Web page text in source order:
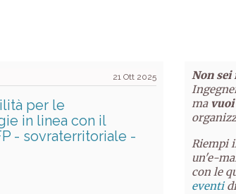
21 Ott 2025
per le
in linea con il
- sovraterritoriale -
Non sei
ma
Riempi
un'e-
con le
eventidi